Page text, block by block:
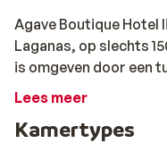
Agave Boutique Hotel
Laganas, op slechts
is omgeven door een
te verblijven, maar ook
comfortabel ingericht
Lees meer
Kamertypes